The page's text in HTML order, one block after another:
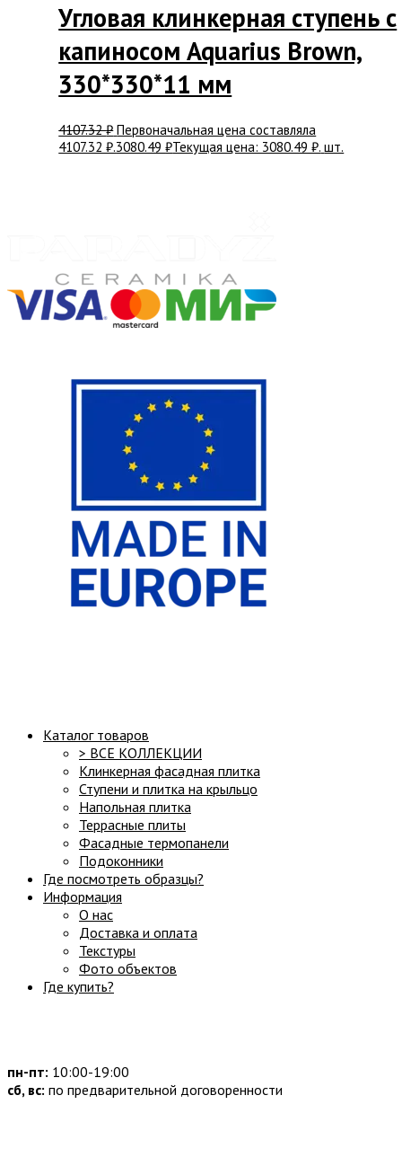
Угловая клинкерная ступень с
капиносом Aquarius Brown,
330*330*11 мм
4107.32₽ Первоначальная цена составляла
4107.32 ₽.3080.49₽Текущая цена: 3080.49 ₽. шт.
Каталог товаров
> ВСЕ КОЛЛЕКЦИИ
Клинкерная фасадная плитка
Ступени и плитка на крыльцо
Напольная плитка
Террасные плиты
Фасадные термопанели
Подоконники
Где посмотреть образцы?
Информация
О нас
Доставка и оплата
Текстуры
Фото объектов
Где купить?
пн-пт: 10:00-19:00
сб, вс: по предварительной договоренности